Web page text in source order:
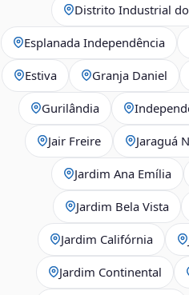
Distrito Industrial
Esplanada Independência
Estiva Granja Daniel
Gurilândia
Jair Freire Jaraguá
Jardim Ana Emília
Jardim Bela Vista
Jardim Califórnia
Jardim Continental